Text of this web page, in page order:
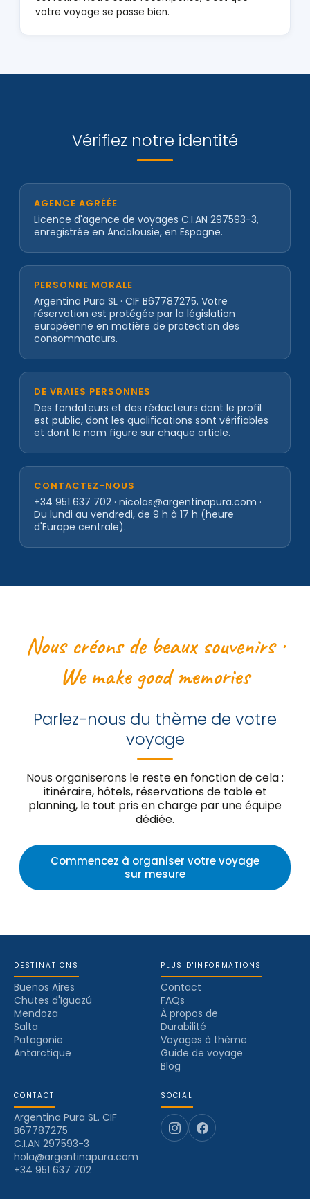
votre voyage se passe bien.
Vérifiez notre identité
AGENCE AGRÉÉE
Licence d'agence de voyages C.I.AN 297593-3,
enregistrée en Andalousie, en Espagne.
PERSONNE MORALE
Argentina Pura SL · CIF B67787275. Votre
réservation est protégée par la législation
européenne en matière de protection des
consommateurs.
DE VRAIES PERSONNES
Des fondateurs et des rédacteurs dont le profil
est public, dont les qualifications sont vérifiables
et dont le nom figure sur chaque article.
CONTACTEZ-NOUS
+34 951 637 702 · nicolas@argentinapura.com ·
Du lundi au vendredi, de 9 h à 17 h (heure
d'Europe centrale).
Nous créons de beaux souvenirs ·
We make good memories
Parlez-nous du thème de votre
voyage
Nous organiserons le reste en fonction de cela :
itinéraire, hôtels, réservations de table et
planning, le tout pris en charge par une équipe
dédiée.
Commencez à organiser votre voyage
sur mesure
DESTINATIONS
Buenos Aires
Chutes d'Iguazú
Mendoza
Salta
Patagonie
Antarctique
PLUS D'INFORMATIONS
Contact
FAQs
À propos de
Durabilité
Voyages à thème
Guide de voyage
Blog
CONTACT
Argentina Pura SL. CIF
B67787275
C.I.AN 297593-3
hola@argentinapura.com
+34 951 637 702
SOCIAL